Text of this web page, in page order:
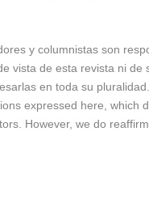
y columnistas son
vista de esta revista ni de
en toda su
expressed here, which
However, we do